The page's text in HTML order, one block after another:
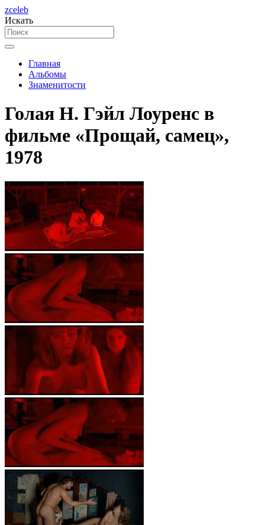
zceleb
Искать
Главная
Альбомы
Знаменитости
Голая Н. Гэйл Лоуренс в
фильме «Прощай, самец»,
1978